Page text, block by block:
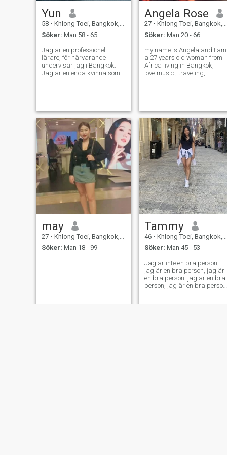
Yun
58 • Khlong Toei, Bangkok, Thailand
Söker: Man 58 - 65
Jag är en professionell
lärare, för närvarande
undervisar jag i Bangkok.
Jag är en enda kvinna som
Angela Rose
27 • Khlong Toei, Bangkok, Thailand
Söker: Man 20 - 66
my name is Angela and I am
a 27 years old woman from
Africa living in Bangkok, I
love music , traveling,
👑
may
27 • Khlong Toei, Bangkok, Thailand
Söker: Man 18 - 99
Tammy
46 • Khlong Toei, Bangkok, Thailand
Söker: Man 45 - 53
Jag är inte en bra person,
jag är en bra person, jag är
en bra person, jag är en bra
person, jag är en bra person.